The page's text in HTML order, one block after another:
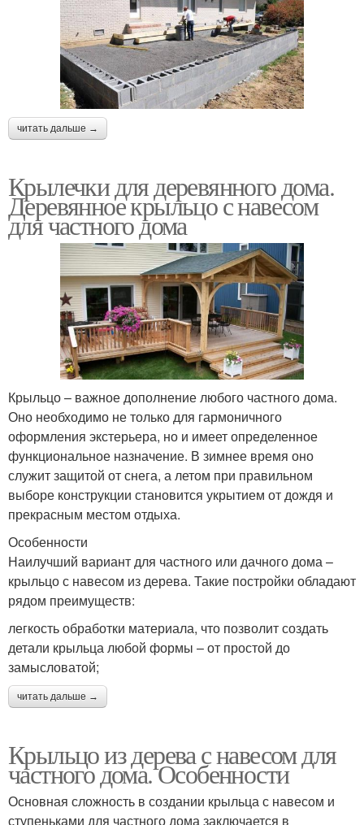
читать дальше →
Крылечки для деревянного дома.
Деревянное крыльцо с навесом
для частного дома
Крыльцо – важное дополнение любого частного дома.
Оно необходимо не только для гармоничного
оформления экстерьера, но и имеет определенное
функциональное назначение. В зимнее время оно
служит защитой от снега, а летом при правильном
выборе конструкции становится укрытием от дождя и
прекрасным местом отдыха.
Особенности
Наилучший вариант для частного или дачного дома –
крыльцо с навесом из дерева. Такие постройки обладают
рядом преимуществ:
легкость обработки материала, что позволит создать
детали крыльца любой формы – от простой до
замысловатой;
читать дальше →
Крыльцо из дерева с навесом для
частного дома. Особенности
Основная сложность в создании крыльца с навесом и
ступеньками для частного дома заключается в